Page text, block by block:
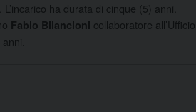
ha durata di cinque (5) anni.
Fabio Bilancioni collaboratore